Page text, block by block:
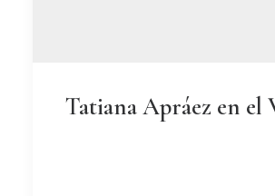
Tatiana Apráez en el